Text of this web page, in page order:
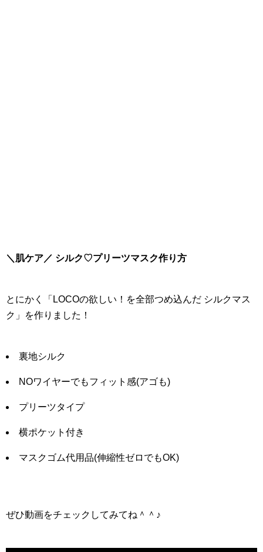
＼肌ケア／ シルク♡プリーツマスク作り方
とにかく「LOCOの欲しい！を全部つめ込んだ シルクマス
ク」を作りました！
裏地シルク
NOワイヤーでもフィット感(アゴも)
プリーツタイプ
横ポケット付き
マスクゴム代用品(伸縮性ゼロでもOK)
ぜひ動画をチェックしてみてね＾＾♪